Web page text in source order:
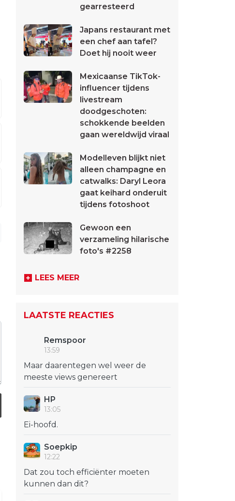
gearresteerd
Japans restaurant met
een chef aan tafel?
Doet hij nooit weer
Mexicaanse TikTok-
influencer tijdens
livestream
doodgeschoten:
schokkende beelden
gaan wereldwijd viraal
Modelleven blijkt niet
alleen champagne en
catwalks: Daryl Leora
gaat keihard onderuit
tijdens fotoshoot
Gewoon een
verzameling hilarische
foto's #2258
LEES MEER
LAATSTE REACTIES
Remspoor
13:59
Maar daarentegen wel weer de
meeste views genereert
HP
13:05
Ei-hoofd.
Soepkip
12:22
Dat zou toch efficiënter moeten
kunnen dan dit?